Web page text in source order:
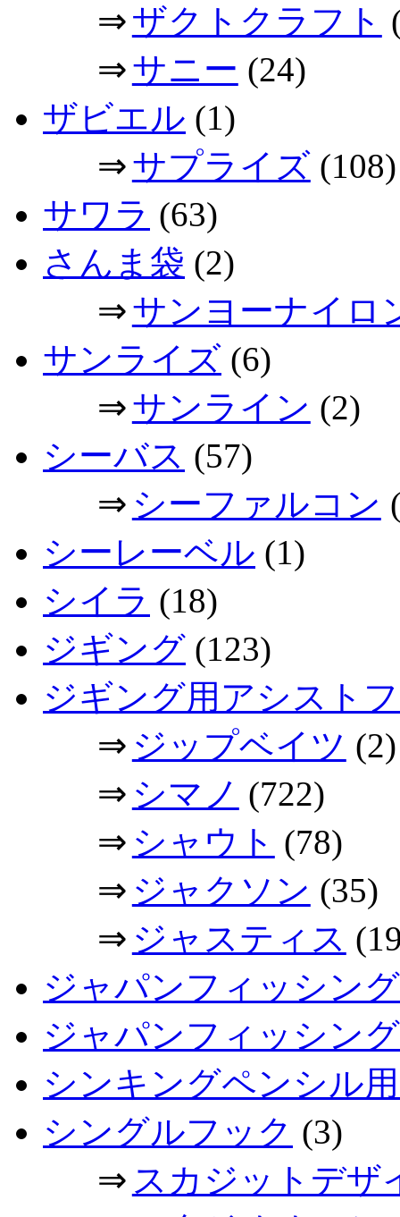
⇒ザクトクラフト
⇒サニー (24)
ザビエル (1)
⇒サプライズ(108)
サワラ (63)
さんま袋 (2)
⇒サンヨーナイロ
サンライズ (6)
⇒サンライン (2)
シーバス (57)
⇒ シーファルコン
シーレーベル (1)
シイラ (18)
ジギング (123)
ジギング用アシスト
⇒ ジップベイツ (2)
⇒ シマノ (722)
⇒ シャウト (78)
⇒ ジャクソン (35)
⇒ ジャスティス
ジャパンフィッシン
ジャパンフィッシン
シンキングペンシル
シングルフック (3)
⇒ スカジットデザ